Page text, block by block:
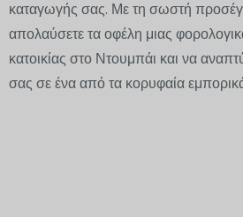
καταγωγής σας. Με τη σωστή
απολαύσετε τα οφέλη μιας
κατοικίας στο Ντουμπάι και να
σας σε ένα από τα κορυφαία